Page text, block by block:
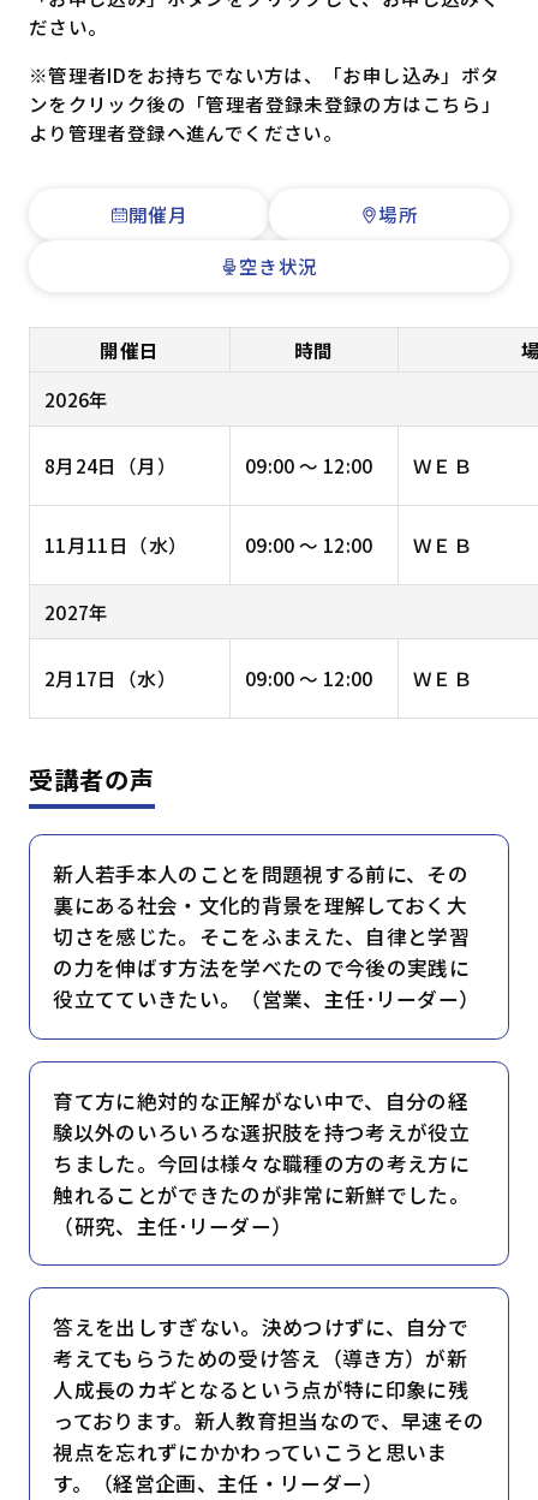
ださい。
※管理者IDをお持ちでない方は、「お申し込み」ボタ
ンをクリック後の「管理者登録未登録の方はこちら」
より管理者登録へ進んでください。
開催月
場所
空き状況
開催日 時間
2026年
8月24日（月） 09:00 ～ 12:00 ＷＥＢ
11月11日（水） 09:00 ～ 12:00 ＷＥＢ
2027年
2月17日（水） 09:00 ～ 12:00 ＷＥＢ
受講者の声
新人若手本人のことを問題視する前に、その
裏にある社会・文化的背景を理解しておく大
切さを感じた。そこをふまえた、自律と学習
の力を伸ばす方法を学べたので今後の実践に
役立てていきたい。（営業、主任･リーダー）
育て方に絶対的な正解がない中で、自分の経
験以外のいろいろな選択肢を持つ考えが役立
ちました。今回は様々な職種の方の考え方に
触れることができたのが非常に新鮮でした。
（研究、主任･リーダー）
答えを出しすぎない。決めつけずに、自分で
考えてもらうための受け答え（導き方）が新
人成長のカギとなるという点が特に印象に残
っております。新人教育担当なので、早速その
視点を忘れずにかかわっていこうと思いま
す。（経営企画、主任・リーダー）